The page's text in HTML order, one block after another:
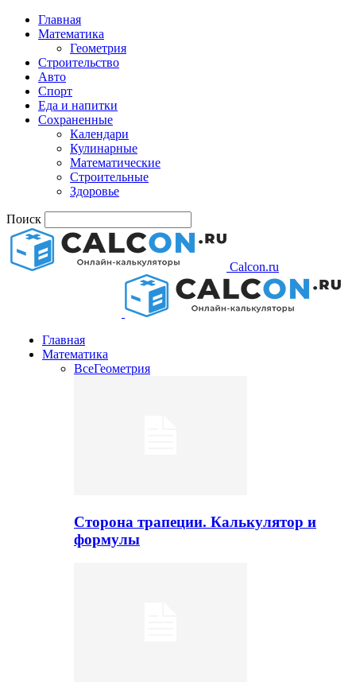
Главная
Математика
Геометрия
Строительство
Авто
Спорт
Еда и напитки
Сохраненные
Календари
Кулинарные
Математические
Строительные
Здоровье
Поиск
Calcon.ru
Главная
Математика
ВсеГеометрия
Сторона трапеции. Калькулятор и
формулы